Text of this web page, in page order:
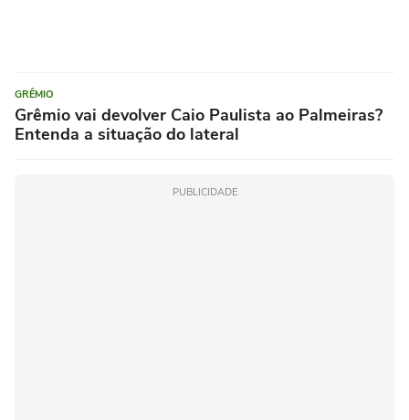
GRÊMIO
Grêmio vai devolver Caio Paulista ao Palmeiras?
Entenda a situação do lateral
PUBLICIDADE